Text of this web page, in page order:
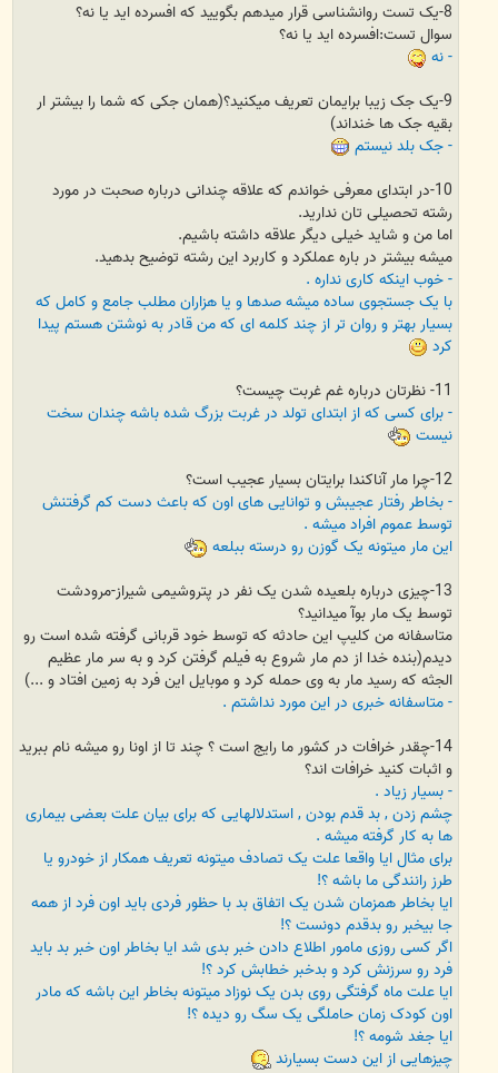
8-یک تست روانشناسی قرار میدهم بگویید که افسرده اید یا نه؟
سوال تست:افسرده اید یا نه؟
- نه
9-یک جک زیبا برایمان تعریف میکنید؟(همان جکی که شما را بیشتر ار
بقیه جک ها خنداند)
- جک بلد نیستم
10-در ابتدای معرفی خواندم که علاقه چندانی درباره صحبت در مورد
رشته تحصیلی تان ندارید.
اما من و شاید خیلی دیگر علاقه داشته باشیم.
میشه بیشتر در باره عملکرد و کاربرد این رشته توضیح بدهید.
- خوب اینکه کاری نداره .
با یک جستجوی ساده میشه صدها و یا هزاران مطلب جامع و کامل که
بسیار بهتر و روان تر از چند کلمه ای که من قادر به نوشتن هستم پیدا
کرد
11- نظرتان درباره غم غربت چیست؟
- برای کسی که از ابتدای تولد در غربت بزرگ شده باشه چندان سخت
نیست
12-چرا مار آناکندا برایتان بسیار عجیب است؟
- بخاطر رفتار عجیبش و توانایی های اون که باعث دست کم گرفتنش
توسط عموم افراد میشه .
این مار میتونه یک گوزن رو درسته ببلعه
13-چیزی درباره بلعیده شدن یک نفر در پتروشیمی شیراز-مرودشت
توسط یک مار بوآ میدانید؟
متاسفانه من کلیپ این حادثه که توسط خود قربانی گرفته شده است رو
دیدم(بنده خدا از دم مار شروع به فیلم گرفتن کرد و به سر مار عظیم
الجثه که رسید مار به وی حمله کرد و موبایل این فرد به زمین افتاد و ...)
- متاسفانه خبری در این مورد نداشتم .
14-چقدر خرافات در کشور ما رایج است ؟ چند تا از اونا رو میشه نام ببرید
و اثبات کنید خرافات اند؟
- بسیار زیاد .
چشم زدن , بد قدم بودن , استدلالهایی که برای بیان علت بعضی بیماری
ها به کار گرفته میشه .
برای مثال ایا واقعا علت یک تصادف میتونه تعریف همکار از خودرو یا
طرز رانندگی ما باشه ؟!
ایا بخاطر همزمان شدن یک اتفاق بد با حظور فردی باید اون فرد از همه
جا بیخبر رو بدقدم دونست ؟!
اگر کسی روزی مامور اطلاع دادن خبر بدی شد ایا بخاطر اون خبر بد باید
فرد رو سرزنش کرد و بدخبر خطابش کرد ؟!
ایا علت ماه گرفتگی روی بدن یک نوزاد میتونه بخاطر این باشه که مادر
اون کودک زمان حاملگی یک سگ رو دیده ؟!
ایا جغد شومه ؟!
چیزهایی از این دست بسیارند